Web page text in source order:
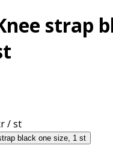
strap
/ st
black one size, 1 st